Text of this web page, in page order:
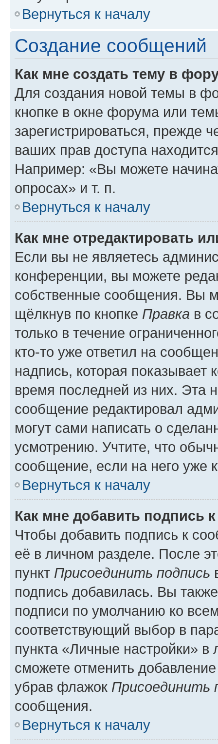
Вернуться к началу
Создание сообщений
Как мне создать тему в
Для создания новой темы в
кнопке в окне форума или
зарегистрироваться, прежде
ваших прав доступа
Например: «Вы можете
опросах» и т. п.
Вернуться к началу
Как мне отредактировать
Если вы не являетесь
конференции, вы можете
собственные сообщения. Вы
щёлкнув по кнопке Правка в
только в течение
кто-то уже ответил на
надпись, которая показывает
время последней из них. Эта
сообщение редактировал
могут сами написать о
усмотрению. Учтите, что
сообщение, если на него уже
Вернуться к началу
Как мне добавить подпись
Чтобы добавить подпись к
её в личном разделе. После
пункт Присоединить подпись
подпись добавилась. Вы
подписи по умолчанию ко
соответствующий выбор в
пункта «Личные настройки»
сможете отменить
убрав флажок Присоединить
сообщения.
Вернуться к началу